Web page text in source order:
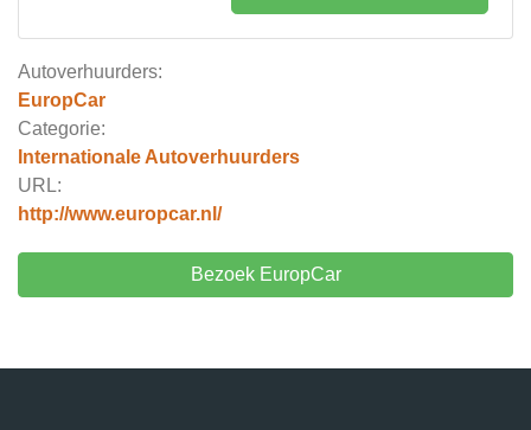
Autoverhuurders:
EuropCar
Categorie:
Internationale Autoverhuurders
URL:
http://www.europcar.nl/
Bezoek EuropCar